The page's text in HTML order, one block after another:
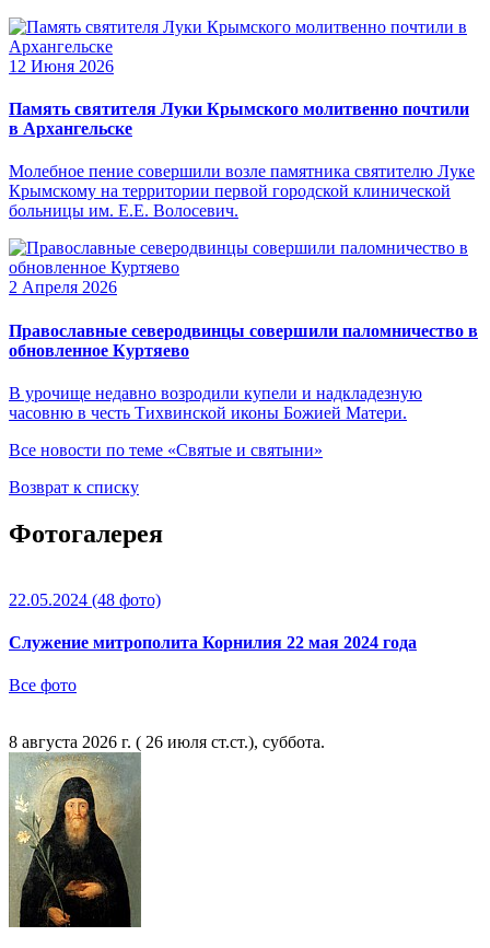
12 Июня 2026
Память святителя Луки Крымского молитвенно почтили
в Архангельске
Молебное пение совершили возле памятника святителю Луке
Крымскому на территории первой городской клинической
больницы им. Е.Е. Волосевич.
2 Апреля 2026
Православные северодвинцы совершили паломничество в
обновленное Куртяево
В урочище недавно возродили купели и надкладезную
часовню в честь Тихвинской иконы Божией Матери.
Все новости по теме «Святые и святыни»
Возврат к списку
Фотогалерея
22.05.2024 (48 фото)
Служение митрополита Корнилия 22 мая 2024 года
Все фото
8 августа 2026 г. ( 26 июля ст.ст.), суббота.